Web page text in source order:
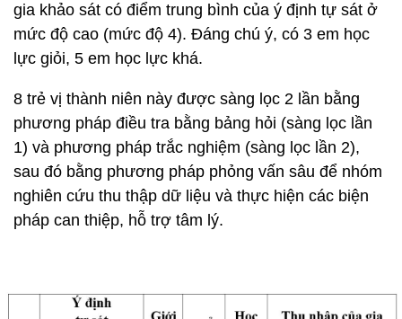
gia khảo sát có điểm trung bình của ý định tự sát ở
mức độ cao (mức độ 4). Đáng chú ý, có 3 em học
lực giỏi, 5 em học lực khá.
8 trẻ vị thành niên này được sàng lọc 2 lần bằng
phương pháp điều tra bằng bảng hỏi (sàng lọc lần
1) và phương pháp trắc nghiệm (sàng lọc lần 2),
sau đó bằng phương pháp phỏng vấn sâu để nhóm
nghiên cứu thu thập dữ liệu và thực hiện các biện
pháp can thiệp, hỗ trợ tâm lý.